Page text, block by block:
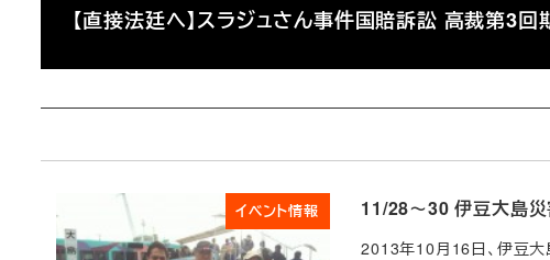
【直接法廷へ】スラジュさん事件国賠訴訟 高裁第3
イベント情報 11/28～30 伊豆大島災
2013年10月16日、伊豆大